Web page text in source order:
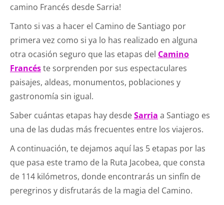
camino Francés desde Sarria!
Tanto si vas a hacer el Camino de Santiago por
primera vez como si ya lo has realizado en alguna
otra ocasión seguro que las etapas del Camino
Francéste sorprenden por sus espectaculares
paisajes, aldeas, monumentos, poblaciones y
gastronomía sin igual.
Saber cuántas etapas hay desdeSarria a Santiago es
una de las dudas más frecuentes entre los viajeros.
A continuación, te dejamos aquí las 5 etapas por las
que pasa este tramo de la Ruta Jacobea, que consta
de 114 kilómetros, donde encontrarás un sinfín de
peregrinos y disfrutarás de la magia del Camino.